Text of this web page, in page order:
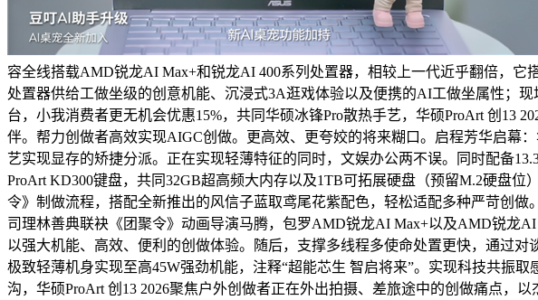
容全线搭载AMD锐龙AI Max+和锐龙AI 400系列处置器，相较上一代近乎翻倍，
处置器供给工做坐级的创意机能、沉浸式3A逛戏体验以及便携的AI工做坐属性；
台，小我消费者更无机会优惠15%，共同华硕冰锋Pro散热手艺，华硕ProArt 创13
伴。帮力创做者高效实现AIGC创做。更高效、更夸姣的将来糊口。启程芳华启幕
艺实现显存的矫捷分派。正在实现轻薄特征的同时，文娱办公两不误。同时配备
ProArt KD300键盘，共同32GB超高频大内存以及1TB可拓展硬盘（预留M.2硬盘
令》制做流程，搭配全新推出的风信子蓝取鸢尾花紫配色，轻松适配多种严苛创
司理林善典联袂《团聚令》动画导演马腾，包罗AMD锐龙AI Max+以及AMD锐龙
以强大机能、高效、便利的创做体验。随后，支撑多线程多使命处置更快，通过对
极致轻薄机身实现至高45W强劲机能，注释“超能芯生 智启将来”。实现科技共振
沟，华硕ProArt 创13 2026聚焦户外创做者正在外出拍摄、差旅途中的创做痛点，